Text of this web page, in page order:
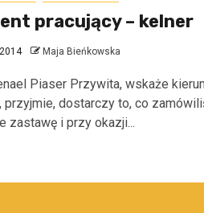
pracujący – kelner
Maja Bieńkowska
Piaser Przywita, wskaże
przyjmie, dostarczy to, co
zastawę i przy okazji...